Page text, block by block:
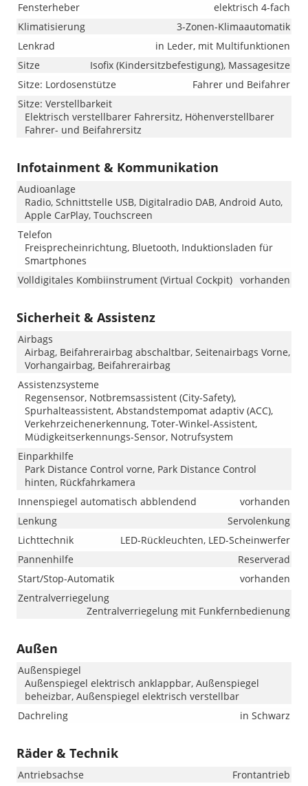
Fensterheber
elektrisch 4-fach
Klimatisierung
3-Zonen-Klimaautomatik
Lenkrad
in Leder, mit Multifunktionen
Sitze
Isofix (Kindersitzbefestigung), Massagesitze
Sitze: Lordosenstütze
Fahrer und Beifahrer
Sitze: Verstellbarkeit
Elektrisch verstellbarer Fahrersitz, Höhenverstellbarer
Fahrer- und Beifahrersitz
Infotainment & Kommunikation
Audioanlage
Radio, Schnittstelle USB, Digitalradio DAB, Android Auto,
Apple CarPlay, Touchscreen
Telefon
Freisprecheinrichtung, Bluetooth, Induktionsladen für
Smartphones
Volldigitales Kombiinstrument (Virtual Cockpit) vorhanden
Sicherheit & Assistenz
Airbags
Airbag, Beifahrerairbag abschaltbar, Seitenairbags Vorne,
Vorhangairbag, Beifahrerairbag
Assistenzsysteme
Regensensor, Notbremsassistent (City-Safety),
Spurhalteassistent, Abstandstempomat adaptiv (ACC),
Verkehrzeichenerkennung, Toter-Winkel-Assistent,
Müdigkeitserkennungs-Sensor, Notrufsystem
Einparkhilfe
Park Distance Control vorne, Park Distance Control
hinten, Rückfahrkamera
Innenspiegel automatisch abblendend
vorhanden
Lenkung
Servolenkung
Lichttechnik
LED-Rückleuchten, LED-Scheinwerfer
Pannenhilfe
Reserverad
Start/Stop-Automatik
vorhanden
Zentralverriegelung
Zentralverriegelung mit Funkfernbedienung
Außen
Außenspiegel
Außenspiegel elektrisch anklappbar, Außenspiegel
beheizbar, Außenspiegel elektrisch verstellbar
Dachreling
in Schwarz
Räder & Technik
Antriebsachse Frontantrieb